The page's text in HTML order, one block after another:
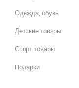
Одежда, обувь
Детские товары
Спорт товары
Подарки